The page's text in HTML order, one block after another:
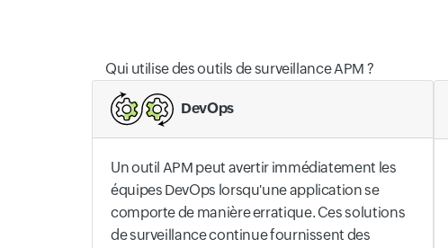
Qui utilise des outils de surveillance APM ?
DevOps
Un outil APM peut avertir immédiatement les
équipes DevOps lorsqu'une application se
comporte de manière erratique. Ces solutions
de surveillance continue fournissent des